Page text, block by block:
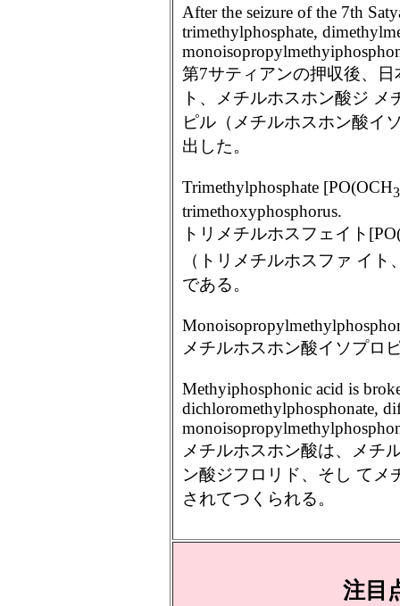
After the seizure of the 7th
trimethylphosphate,
第7サティアンの押収後、
ト、メチルホスホン酸ジ
ピル（メチルホスホン酸イ
出した。
Trimethylphosphate [PO(OCH3
trimethoxyphosphorus.
トリメチルホスフェイト
（トリメチルホスファ イ
である。
メチルホスホン酸イソプロ
Methyiphosphonic acid is
dichloromethylphosphonate,
メチルホスホン酸は、メチ
ン酸ジフロリド、そし てメ
されてつくられる。
注目